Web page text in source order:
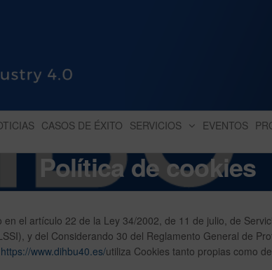
INDUSTRY 4.0
CASOS DE ÉXITO SERVICIOS EVENTOS
Política de cookies
el artículo 22 de la Ley 34/2002, de 11 de julio, de
y del Considerando 30 del Reglamento General de
https://www.dihbu40.es/utiliza Cookies tanto propias como